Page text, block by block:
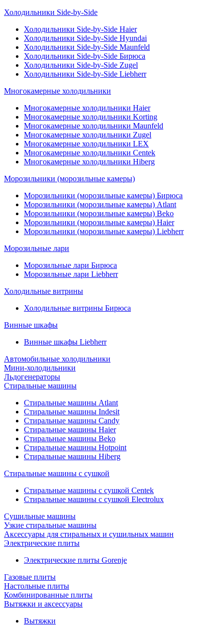
Холодильники Side-by-Side
Холодильники Side-by-Side Haier
Холодильники Side-by-Side Hyundai
Холодильники Side-by-Side Maunfeld
Холодильники Side-by-Side Бирюса
Холодильники Side-by-Side Zugel
Холодильники Side-by-Side Liebherr
Многокамерные холодильники
Многокамерные холодильники Haier
Многокамерные холодильники Korting
Многокамерные холодильники Maunfeld
Многокамерные холодильники Zugel
Многокамерные холодильники LEX
Многокамерные холодильники Centek
Многокамерные холодильники Hiberg
Морозильники (морозильные камеры)
Морозильники (морозильные камеры) Бирюса
Морозильники (морозильные камеры) Atlant
Морозильники (морозильные камеры) Beko
Морозильники (морозильные камеры) Haier
Морозильники (морозильные камеры) Liebherr
Морозильные лари
Морозильные лари Бирюса
Морозильные лари Liebherr
Холодильные витрины
Холодильные витрины Бирюса
Винные шкафы
Винные шкафы Liebherr
Автомобильные холодильники
Мини-холодильники
Льдогенераторы
Стиральные машины
Стиральные машины Atlant
Стиральные машины Indesit
Стиральные машины Candy
Стиральные машины Haier
Стиральные машины Beko
Стиральные машины Hotpoint
Стиральные машины Hiberg
Стиральные машины с сушкой
Стиральные машины с сушкой Centek
Стиральные машины с сушкой Electrolux
Сушильные машины
Узкие стиральные машины
Аксессуары для стиральных и сушильных машин
Электрические плиты
Электрические плиты Gorenje
Газовые плиты
Настольные плиты
Комбинированные плиты
Вытяжки и аксессуары
Вытяжки